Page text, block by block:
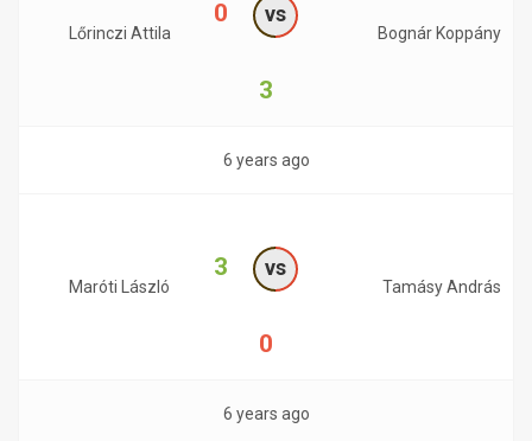
Lőrinczi Attila
0 vs
3
Bognár Koppány
6 years ago
Maróti László
3 vs
0
Tamásy András
6 years ago